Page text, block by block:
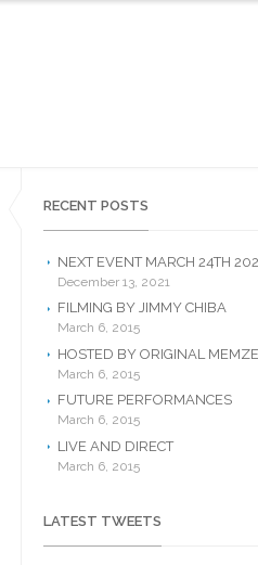
RECENT POSTS
NEXT EVENT MARCH 24TH
December 13, 2021
FILMING BY JIMMY CHIBA
March 6, 2015
HOSTED BY ORIGINAL
March 6, 2015
FUTURE PERFORMANCES
March 6, 2015
LIVE AND DIRECT
March 6, 2015
LATEST TWEETS